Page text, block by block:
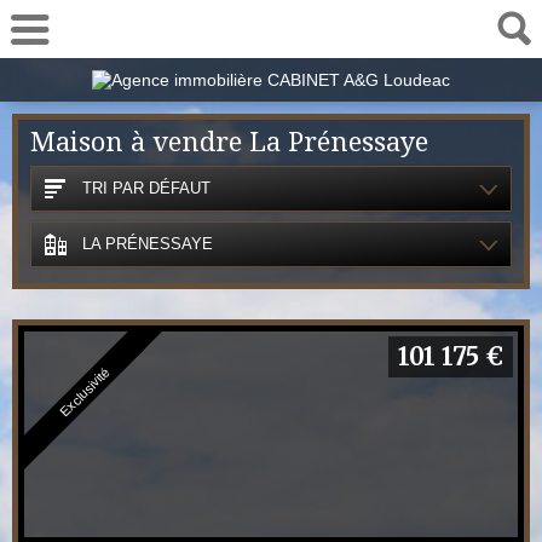
Maison à vendre La Prénessaye
TRI PAR DÉFAUT
LA PRÉNESSAYE
Exclusivité
101 175 €